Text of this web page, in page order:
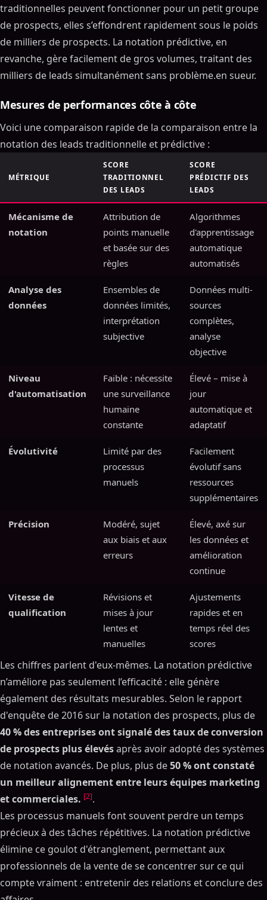
traditionnelles peuvent fonctionner pour un petit groupe
de prospects, elles s’effondrent rapidement sous le poids
de milliers de prospects. La notation prédictive, en
revanche, gère facilement de gros volumes, traitant des
milliers de leads simultanément sans problème.en sueur.
Mesures de performances côte à côte
Voici une comparaison rapide de la comparaison entre la
notation des leads traditionnelle et prédictive :
MÉTRIQUE
SCORE
TRADITIONNEL
DES LEADS
SCORE
PRÉDICTIF DES
LEADS
Mécanisme de
notation
Attribution de
points manuelle
et basée sur des
règles
Algorithmes
d'apprentissage
automatique
automatisés
Analyse des
données
Ensembles de
données limités,
interprétation
subjective
Données multi-
sources
complètes,
analyse
objective
Niveau
d'automatisation
Faible : nécessite
une surveillance
humaine
constante
Élevé – mise à
jour
automatique et
adaptatif
Évolutivité
Limité par des
processus
manuels
Facilement
évolutif sans
ressources
supplémentaires
Précision
Modéré, sujet
aux biais et aux
erreurs
Élevé, axé sur
les données et
amélioration
continue
Vitesse de
qualification
Révisions et
mises à jour
lentes et
manuelles
Ajustements
rapides et en
temps réel des
scores
Les chiffres parlent d'eux-mêmes. La notation prédictive
n’améliore pas seulement l’efficacité : elle génère
également des résultats mesurables. Selon le rapport
d'enquête de 2016 sur la notation des prospects, plus de
40 % des entreprises ont signalé des taux de conversion
de prospects plus élevésaprès avoir adopté des systèmes
de notation avancés. De plus, plus de50 % ont constaté
un meilleur alignement entre leurs équipes marketing
et commerciales. [2].
Les processus manuels font souvent perdre un temps
précieux à des tâches répétitives. La notation prédictive
élimine ce goulot d'étranglement, permettant aux
professionnels de la vente de se concentrer sur ce qui
compte vraiment : entretenir des relations et conclure des